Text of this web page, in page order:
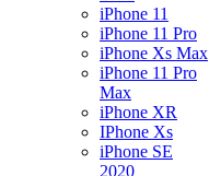
iPhone 11
iPhone 11 Pro
iPhone Xs Max
iPhone 11 Pro
Max
iPhone XR
IPhone Xs
iPhone SE
2020